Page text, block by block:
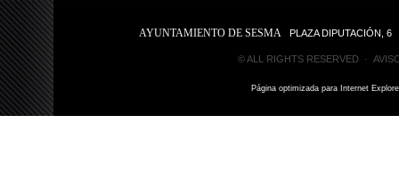
AYUNTAMIENTO DE SESMA PLAZA DIPUTACIÓN, 6
© ALL RIGHTS RESERVED ·
Página optimizada para Internet